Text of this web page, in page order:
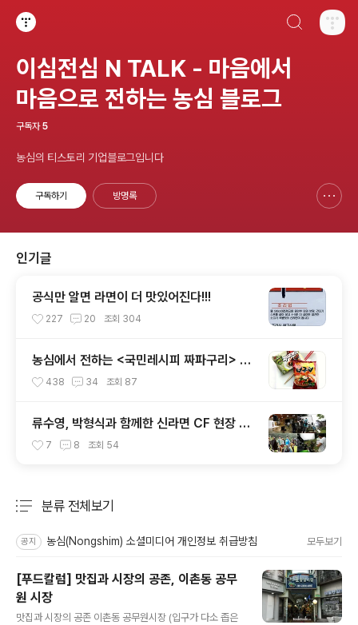
이심전심 N TALK - 마음에서
마음으로 전하는 농심 블로그
구독자 5
농심의 티스토리 기업블로그입니다
구독하기 방명록
인기글
공식만 알면 라면이 더 맛있어진다!!!
227 20 조회 304
농심에서 전하는 <국민레시피 짜파구리> 조
리법438 34 조회 87
류수영, 박형식과 함께한 신라면 CF 현장 大
공개!
7 8 조회 54
분류 전체보기
공지 농심(Nongshim) 소셜미디어 개인정보 취급방침 모두보기
[푸드칼럼] 맛집과 시장의 공존, 이촌동 공무
원 시장
맛집과 시장의 공존 이촌동 공무원시장 (입구가 다소 좁은